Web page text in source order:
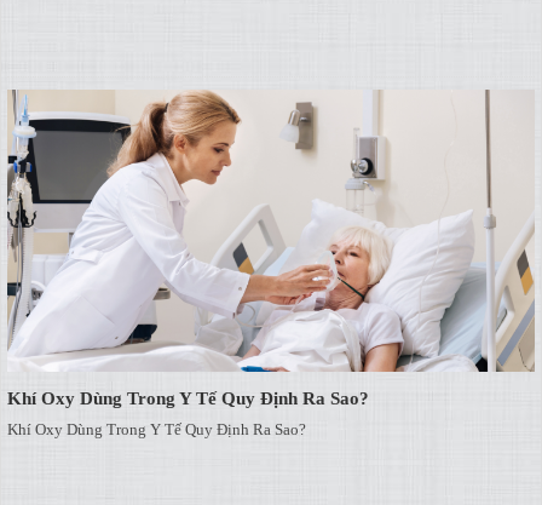
Khí Oxy Dùng Trong Y Tế Quy Định Ra Sao?
Khí Oxy Dùng Trong Y Tế Quy Định Ra Sao?